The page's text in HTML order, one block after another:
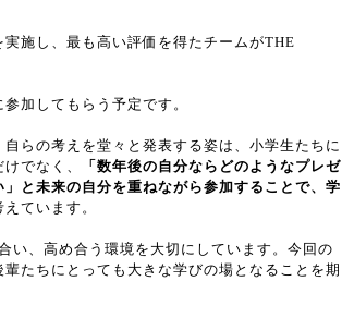
施し、最も高い評価を得たチームがTHE
加してもらう予定です。
らの考えを堂々と発表する姿は、小学生たちに
でなく、
「数年後の自分ならどのようなプレゼ
と未来の自分を重ねながら参加することで、学
えています。
い、高め合う環境を大切にしています。今回の
たちにとっても大きな学びの場となることを期